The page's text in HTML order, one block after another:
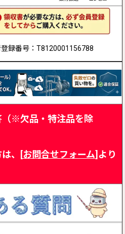
録番号：T8120001156788
（※欠品・特注品を除
、[お問合せフォーム]より